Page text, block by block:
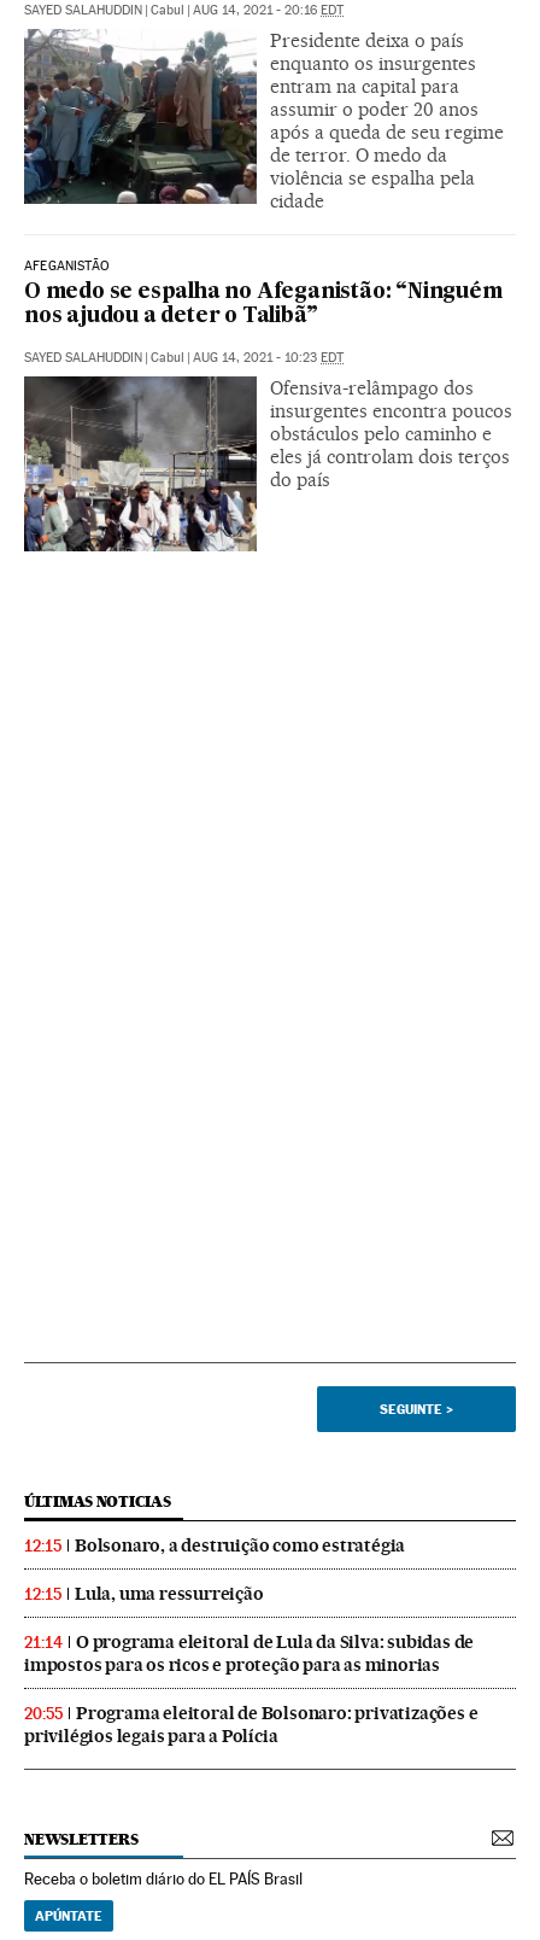
SAYED SALAHUDDIN | Cabul | AUG 14, 2021 - 20:16 EDT
Presidente deixa o país
enquanto os insurgentes
entram na capital para
assumir o poder 20 anos
após a queda de seu regime
de terror. O medo da
violência se espalha pela
cidade
AFEGANISTÃO
O medo se espalha no Afeganistão: “Ninguém
nos ajudou a deter o Talibã”
SAYED SALAHUDDIN | Cabul | AUG 14, 2021 - 10:23 EDT
Ofensiva-relâmpago dos
insurgentes encontra poucos
obstáculos pelo caminho e
eles já controlam dois terços
do país
SEGUINTE >
ÚLTIMAS NOTICIAS
12:15 Bolsonaro, a destruição como estratégia
12:15 Lula, uma ressurreição
21:14
O programa eleitoral de Lula da Silva: subidas de
impostos para os ricos e proteção para as minorias
20:55
Programa eleitoral de Bolsonaro: privatizações e
privilégios legais para a Polícia
NEWSLETTERS
Receba o boletim diário do EL PAÍS Brasil
APÚNTATE